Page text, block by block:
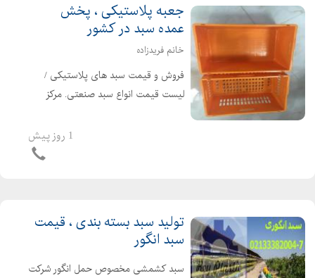
جعبه پلاستیکی ، پخش
عمده سبد در کشور
خانم فریدزاده
فروش و قیمت سبد های پلاستیکی /
لیست قیمت انواع سبد صنعتی. مرکز
و تک فروشی مواد تولیدی پلی اتیلن
1 روز پیش
تولید سبد بسته بندی ، قیمت
سبد انگور
سبد کشمشی مخصوص حمل انگور شرکت